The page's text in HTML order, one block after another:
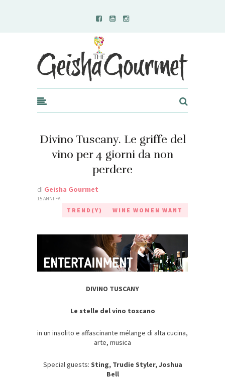
Geisha Gourmet
Divino Tuscany. Le griffe del
vino per 4 giorni da non
perdere
di Geisha Gourmet
15 ANNI FA
TREND(Y) WINE WOMEN WANT
DIVINO TUSCANY
Le stelle del vino toscano
in un insolito e affascinante mélange di alta cucina,
arte, musica
Special guests: Sting, Trudie Styler, Joshua
Bell